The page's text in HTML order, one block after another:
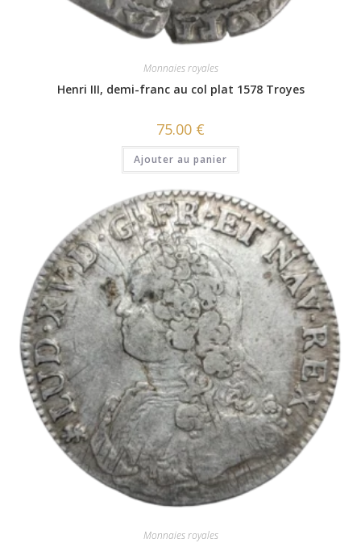
Monnaies royales
Henri III, demi-franc au col plat 1578 Troyes
75.00 €
Ajouter au panier
Monnaies royales